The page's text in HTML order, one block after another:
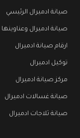
صيانة ادميرال الرئيسي
صيانة ادميرال وعناوينها
ارقام صيانة ادميرال
توكيل ادميرال
مركز صيانة ادميرال
صيانة غسالات ادميرال
صيانة ثلاجات ادميرال